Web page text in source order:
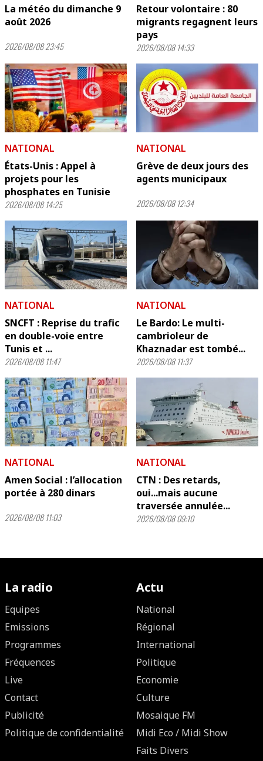
La météo du dimanche 9
août 2026
2026/08/08 23:45
Retour volontaire : 80
migrants regagnent leurs
pays
2026/08/08 14:33
NATIONAL
États-Unis : Appel à
projets pour les
phosphates en Tunisie
2026/08/08 14:25
NATIONAL
Grève de deux jours des
agents municipaux
2026/08/08 12:34
NATIONAL
SNCFT : Reprise du trafic
en double-voie entre
Tunis et ...
2026/08/08 11:47
NATIONAL
Le Bardo: Le multi-
cambrioleur de
Khaznadar est tombé...
2026/08/08 11:37
NATIONAL
Amen Social : l’allocation
portée à 280 dinars
2026/08/08 11:03
NATIONAL
CTN : Des retards,
oui...mais aucune
traversée annulée...
2026/08/08 09:10
La radio
Equipes
Emissions
Programmes
Fréquences
Live
Contact
Publicité
Politique de confidentialité
Actu
National
Régional
International
Politique
Economie
Culture
Mosaique FM
Midi Eco / Midi Show
Faits Divers